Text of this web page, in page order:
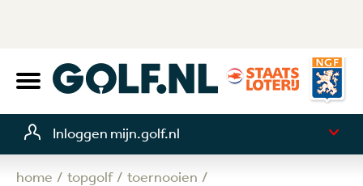
Inloggen mijn.golf.nl
home topgolf
toernooien